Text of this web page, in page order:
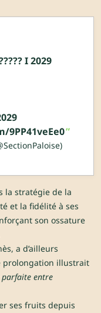
I 2029
9PP41veEe0
la stratégie de la
et la fidélité à ses
son ossature
a d’ailleurs
prolongation illustrait
parfaite entre
ses fruits depuis